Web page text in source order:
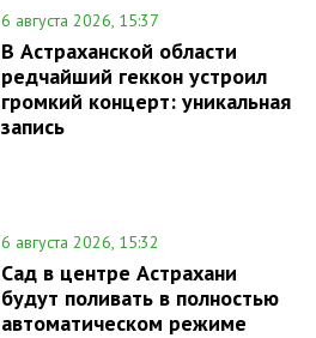
6 августа 2026, 15:37
В Астраханской области
редчайший геккон устроил
громкий концерт: уникальная
запись
6 августа 2026, 15:32
Сад в центре Астрахани
будут поливать в полностью
автоматическом режиме